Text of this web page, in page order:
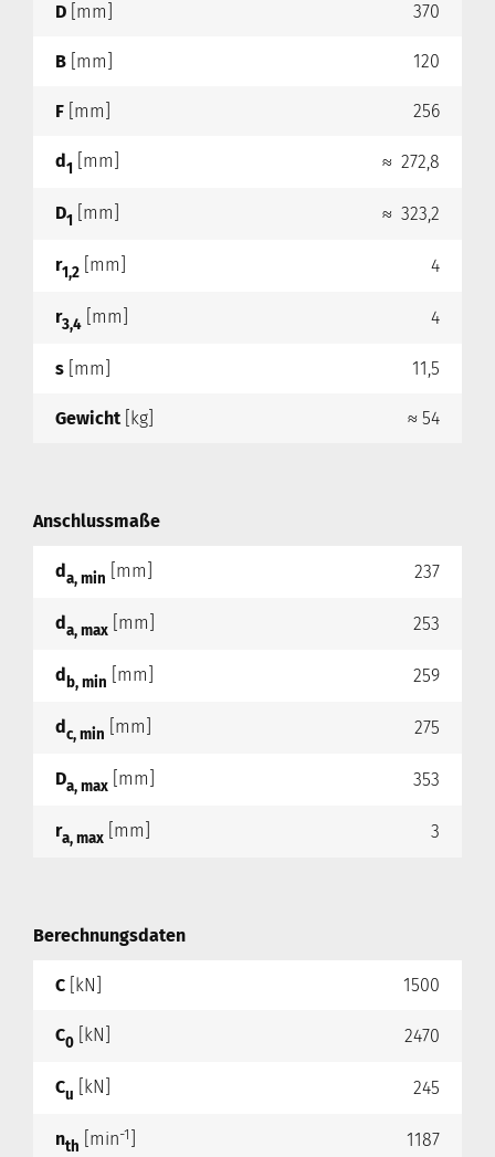
D [mm] 370
B [mm] 120
F [mm] 256
d1 [mm] ≈ 272,8
D1 [mm] ≈ 323,2
r1,2 [mm] 4
r3,4 [mm] 4
s [mm] 11,5
Gewicht [kg] ≈ 54
Anschlussmaße
da, min [mm] 237
da, max [mm] 253
d b, min [mm] 259
dc, min [mm] 275
Da, max [mm] 353
ra, max [mm] 3
Berechnungsdaten
C [kN] 1500
C0 [kN] 2470
Cu [kN] 245
nth [min-1 1187